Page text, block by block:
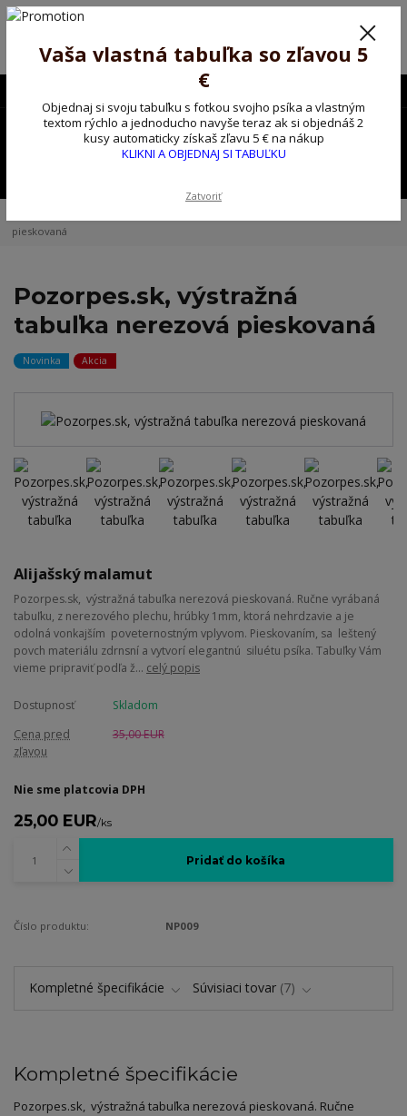
Poprosíme ctených zákazníkov o trpezlivosť, v tomto období máme
Preto sme Vám pripravili malý darček ako ospravedlnenie.
!!! ZĽAVA 5€ na PRVÚ objednávku nad 30€ s kódom pozorpes5 !!!
0,00 EUR
pieskovaná
Pozorpes.sk, výstražná
tabuľka nerezová pieskovaná
Novinka Akcia
Alijašský malamut
Pozorpes.sk, výstražná tabuľka nerezová pieskovaná. Ručne vyrábaná
tabuľku, z nerezového plechu, hrúbky 1mm, ktorá nehrdzavie a je
odolná vonkajším poveternostným vplyvom. Pieskovaním, sa leštený
povch materiálu zdrnsní a vytvorí elegantnú siluétu psíka. Tabuľky Vám
vieme pripraviť podľa ž... celý popis
Dostupnosť
Skladom
Cena pred
zľavou
35,00 EUR
Nie sme platcovia DPH
25,00 EUR/ks
Pridať do košíka
Číslo produktu: NP009
Kompletné špecifikácie Súvisiaci tovar 7
Kompletné špecifikácie
Pozorpes.sk, výstražná tabuľka nerezová pieskovaná. Ručne
Vaša vlastná tabuľka so zľavou 5
€
Objednaj si svoju tabuľku s fotkou svojho psíka a vlastným
textom rýchlo a jednoducho navyše teraz ak si objednáš 2
kusy automaticky získaš zľavu 5 € na nákup
KLIKNI A OBJEDNAJ SI TABUĽKU
Zatvoriť